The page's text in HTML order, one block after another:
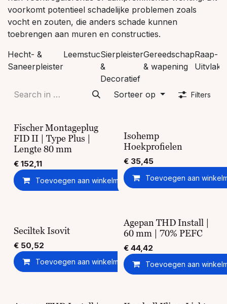
voorkomt potentieel schadelijke problemen zoals
vocht en zouten, die anders schade kunnen
toebrengen aan muren en constructies.
Hecht- &
Saneerpleister
LeemstucSierpleister
&
Decoratief
Gereedschap
& wapening
Raap- &
Sorteer op Filters
Fischer Montageplug
FID II | Type Plus |
Lengte 80 mm
€ 152,11
Toevoegen aan winkelmandje Toevoegen aan
Isohemp
Hoekprofielen
€ 35,45
Toevoegen aan
Seciltek Isovit
€ 50,52
Toevoegen aan winkelmandje Toevoegen aan
Agepan THD Install |
60 mm | 70% PEFC
€ 44,42
Toevoegen aan